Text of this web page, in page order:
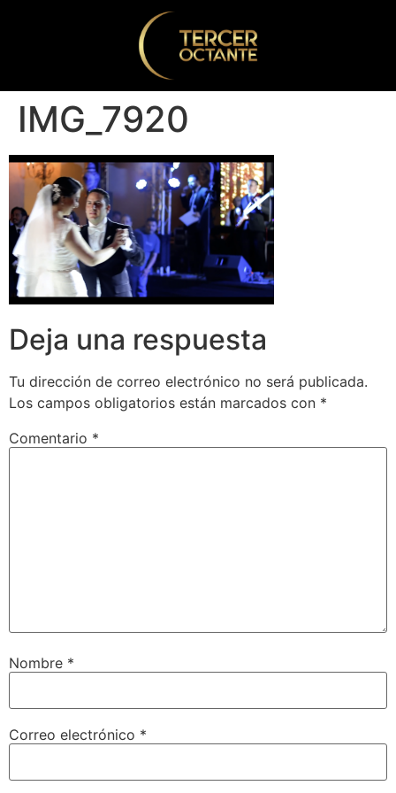
IMG_7920
Deja una respuesta
Tu dirección de correo electrónico no será publicada.
Los campos obligatorios están marcados con *
Comentario *
Nombre *
Correo electrónico *